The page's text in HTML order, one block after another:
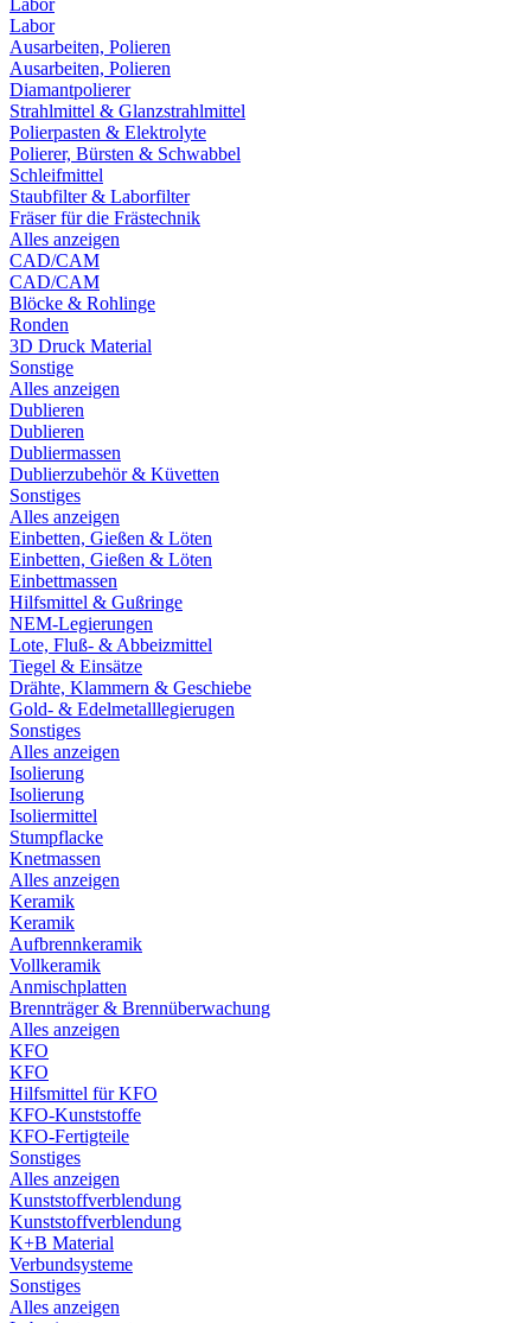
Labor
Labor
Ausarbeiten, Polieren
Ausarbeiten, Polieren
Diamantpolierer
Strahlmittel & Glanzstrahlmittel
Polierpasten & Elektrolyte
Polierer, Bürsten & Schwabbel
Schleifmittel
Staubfilter & Laborfilter
Fräser für die Frästechnik
Alles anzeigen
CAD/CAM
CAD/CAM
Blöcke & Rohlinge
Ronden
3D Druck Material
Sonstige
Alles anzeigen
Dublieren
Dublieren
Dubliermassen
Dublierzubehör & Küvetten
Sonstiges
Alles anzeigen
Einbetten, Gießen & Löten
Einbetten, Gießen & Löten
Einbettmassen
Hilfsmittel & Gußringe
NEM-Legierungen
Lote, Fluß- & Abbeizmittel
Tiegel & Einsätze
Drähte, Klammern & Geschiebe
Gold- & Edelmetalllegierugen
Sonstiges
Alles anzeigen
Isolierung
Isolierung
Isoliermittel
Stumpflacke
Knetmassen
Alles anzeigen
Keramik
Keramik
Aufbrennkeramik
Vollkeramik
Anmischplatten
Brennträger & Brennüberwachung
Alles anzeigen
KFO
KFO
Hilfsmittel für KFO
KFO-Kunststoffe
KFO-Fertigteile
Sonstiges
Alles anzeigen
Kunststoffverblendung
Kunststoffverblendung
K+B Material
Verbundsysteme
Sonstiges
Alles anzeigen